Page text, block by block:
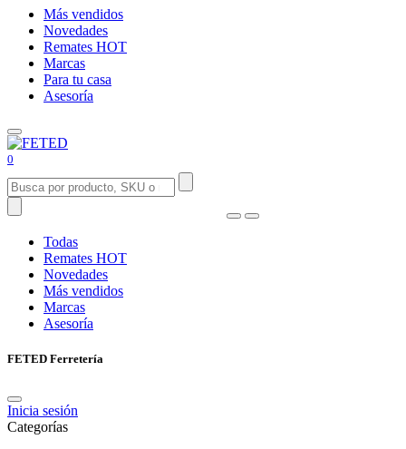
Más vendidos
Novedades
Remates HOT
Marcas
Para tu casa
Asesoría
0
Todas
Remates HOT
Novedades
Más vendidos
Marcas
Asesoría
FETED Ferretería
Inicia sesión
Categorías